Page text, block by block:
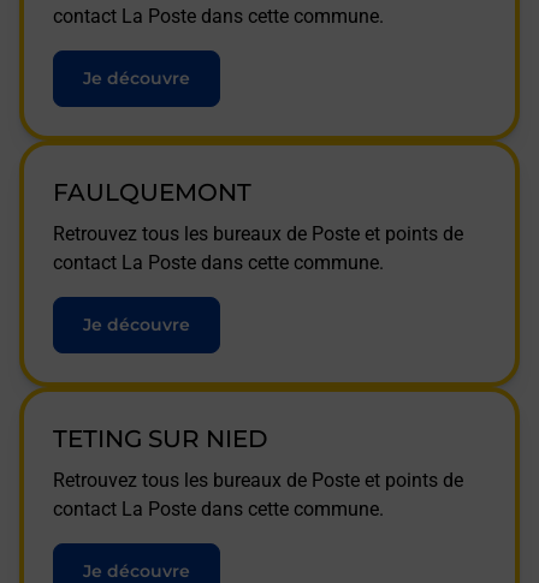
contact La Poste dans cette commune.
Je découvre
FAULQUEMONT
Retrouvez tous les bureaux de Poste et points de
contact La Poste dans cette commune.
Je découvre
TETING SUR NIED
Retrouvez tous les bureaux de Poste et points de
contact La Poste dans cette commune.
Je découvre